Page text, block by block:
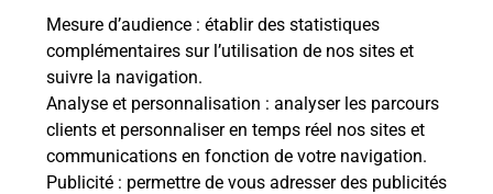
Mesure d’audience : établir des statistiques
complémentaires sur l’utilisation de nos sites et
suivre la navigation.
Analyse et personnalisation : analyser les parcours
clients et personnaliser en temps réel nos sites et
communications en fonction de votre navigation.
Publicité : permettre de vous adresser des publicités
Boîte aux Lettres La Poste
Prochaine collecte du courrierlundià 09h00
37 Chemin Du Fourest
04400
Enchastrayes
Le lien s'ouvre dans un nouvel onglet